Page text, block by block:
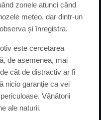
zonele atunci când
meteo, dar dintr-un
și înregistra.
este cercetarea
de asemenea, mai
cât de distractiv ar fi
nicio garanție ca vei
Vânătorii
ale naturii.